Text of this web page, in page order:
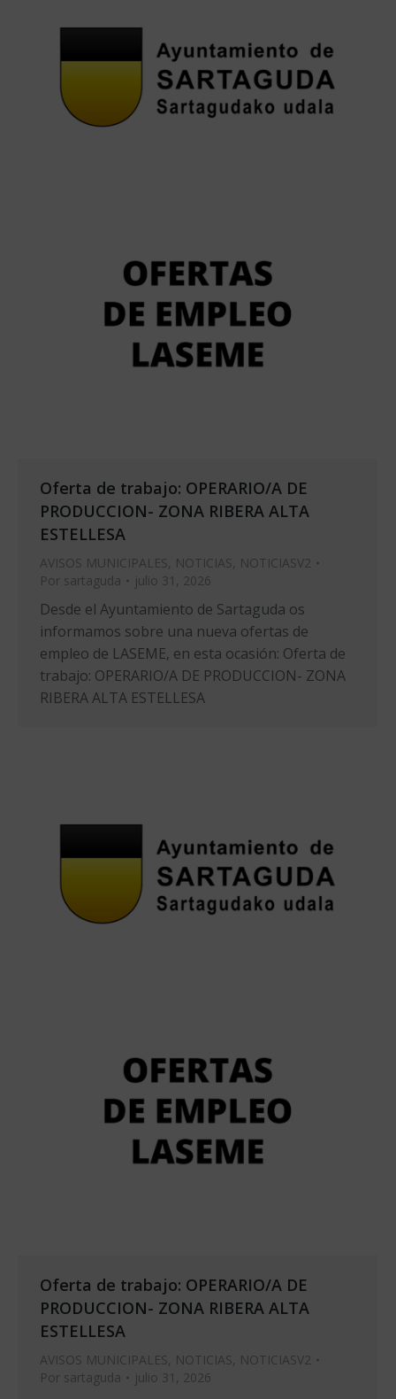
Oferta de trabajo: OPERARIO/A DE
PRODUCCION- ZONA RIBERA ALTA
ESTELLESA
AVISOS MUNICIPALES, NOTICIAS, NOTICIASV2
Por sartaguda julio 31, 2026
Desde el Ayuntamiento de Sartaguda os
informamos sobre una nueva ofertas de
empleo de LASEME, en esta ocasión: Oferta de
trabajo: OPERARIO/A DE PRODUCCION- ZONA
RIBERA ALTA ESTELLESA
Oferta de trabajo: OPERARIO/A DE
PRODUCCION- ZONA RIBERA ALTA
ESTELLESA
AVISOS MUNICIPALES, NOTICIAS, NOTICIASV2
Por sartaguda julio 31, 2026